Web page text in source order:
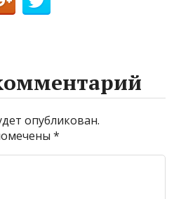
опубликован.
*